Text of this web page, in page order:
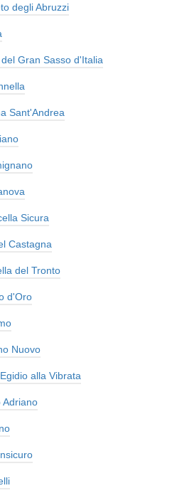
degli Abruzzi
Gran Sasso d'Italia
Sant'Andrea
Sicura
Castagna
del Tronto
d'Oro
Nuovo
alla Vibrata
Adriano